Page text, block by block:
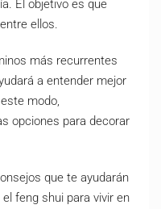
El objetivo es que
ellos.
más recurrentes
a entender mejor
modo,
opciones para decorar
que te ayudarán
feng shui para vivir en